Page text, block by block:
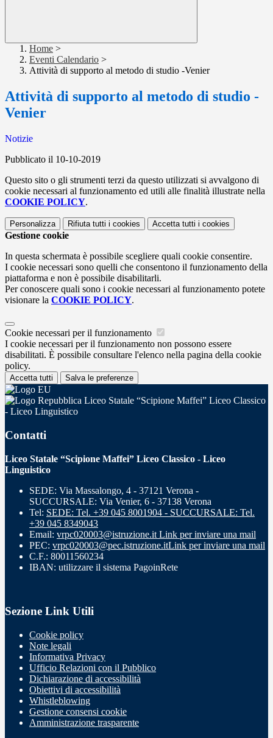
Home >
Eventi Calendario >
Attività di supporto al metodo di studio -Venier
Attività di supporto al metodo di studio -
Venier
Notizie
Pubblicato il 10-10-2019
Questo sito o gli strumenti terzi da questo utilizzati si avvalgono di
cookie necessari al funzionamento ed utili alle finalità illustrate nella
COOKIE POLICY.
Personalizza Rifiuta tutti i cookies Accetta tutti i cookies
Gestione cookie
In questa schermata è possibile scegliere quali cookie consentire.
I cookie necessari sono quelli che consentono il funzionamento della
piattaforma e non è possibile disabilitarli.
Per conoscere quali sono i cookie necessari al funzionamento potete
visionare la COOKIE POLICY.
Cookie necessari per il funzionamento
I cookie necessari per il funzionamento non possono essere
disabilitati. È possibile consultare l'elenco nella pagina della cookie
policy.
Accetta tutti Salva le preferenze
Liceo Statale “Scipione Maffei” Liceo Classico
- Liceo Linguistico
Contatti
Liceo Statale “Scipione Maffei” Liceo Classico - Liceo
Linguistico
SEDE: Via Massalongo, 4 - 37121 Verona -
SUCCURSALE: Via Venier, 6 - 37138 Verona
Tel: SEDE: Tel. +39 045 8001904 - SUCCURSALE: Tel.
+39 045 8349043
Email: vrpc020003@istruzione.it Link per inviare una mail
PEC: vrpc020003@pec.istruzione.itLink per inviare una mail
C.F.: 80011560234
IBAN: utilizzare il sistema PagoinRete
Sezione Link Utili
Cookie policy
Note legali
Informativa Privacy
Ufficio Relazioni con il Pubblico
Dichiarazione di accessibilità
Obiettivi di accessibilità
Whistleblowing
Gestione consensi cookie
Amministrazione trasparente